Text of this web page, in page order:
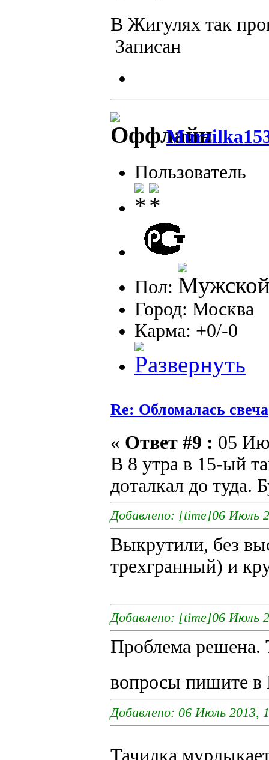
В Жигулях так
Записан
Пользователь
Пол:
Город: Москва
Карма: +0/-0
Re: Обломалась свеча
« Ответ #9 : 05
В 8 утра в 15-ый
доталкал до туда.
Добавлено: [time]06 Июль
Выкрутили, без
трехгранный) и
Добавлено: [time]06 Июль
Проблема решена.
вопросы пишите
Добавлено: 06 Июль 2013,
Тачилка